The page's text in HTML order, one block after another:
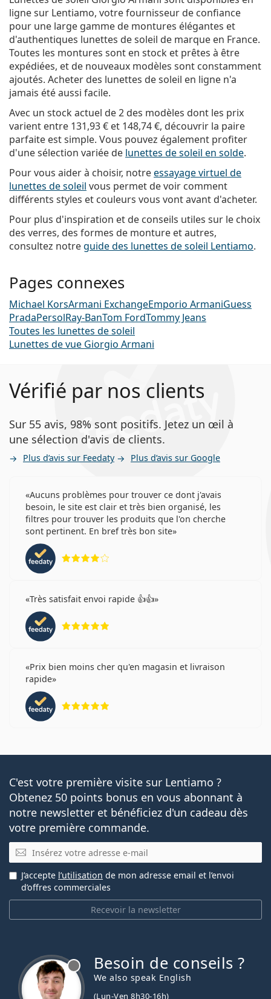
ligne sur Lentiamo, votre fournisseur de confiance
pour une large gamme de montures élégantes et
d'authentiques lunettes de soleil de marque en France.
Toutes les montures sont en stock et prêtes à être
expédiées, et de nouveaux modèles sont constamment
ajoutés. Acheter des lunettes de soleil en ligne n'a
jamais été aussi facile.
Avec un stock actuel de 2 des modèles dont les prix
varient entre 131,93 € et 148,74 €, découvrir la paire
parfaite est simple. Vous pouvez également profiter
d'une sélection variée de lunettes de soleil en solde.
Pour vous aider à choisir, notreessayage virtuel de
lunettes de soleil vous permet de voir comment
différents styles et couleurs vous vont avant d'acheter.
Pour plus d'inspiration et de conseils utiles sur le choix
des verres, des formes de monture et autres,
consultez notreguide des lunettes de soleil Lentiamo.
Pages connexes
Michael KorsArmani ExchangeEmporio ArmaniGuess
PradaPersolRay-BanTom FordTommy Jeans
Toutes les lunettes de soleil
Lunettes de vue Giorgio Armani
Vérifié par nos clients
Sur 55 avis, 98% sont positifs. Jetez un œil à
une sélection d'avis de clients.
Plus d’avis sur Feedaty Plus d’avis sur Google
Aucuns problèmes pour trouver ce dont j'avais
besoin, le site est clair et très bien organisé, les
filtres pour trouver les produits que l'on cherche
sont pertinent. En bref très bon site
Très satisfait envoi rapide 👍👍
Prix bien moins cher qu'en magasin et livraison
rapide
C'est votre première visite sur Lentiamo ?
Obtenez 50 points bonus en vous abonnant à
notre newsletter et bénéficiez d'un cadeau dès
votre première commande.
E-mail
Recevoir la newsletter
J’accepte l’utilisation de mon adresse email et l’envoi
d’offres commerciales
Besoin de conseils ?
We also speak English
(Lun-Ven 8h30-16h)